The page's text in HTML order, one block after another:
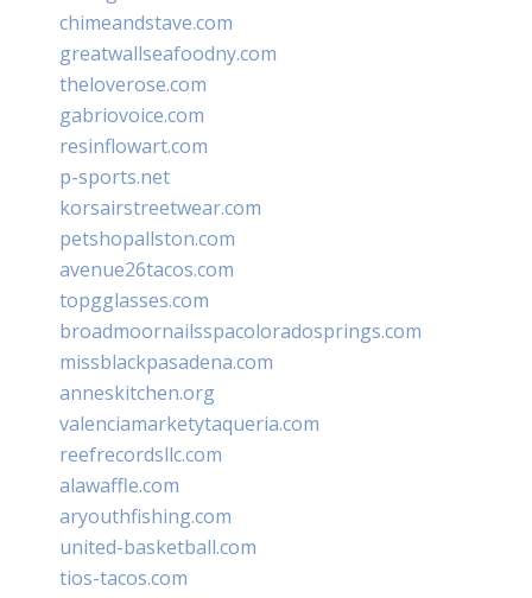
chimeandstave.com
greatwallseafoodny.com
theloverose.com
gabriovoice.com
resinflowart.com
p-sports.net
korsairstreetwear.com
petshopallston.com
avenue26tacos.com
topgglasses.com
broadmoornailsspacoloradosprings.com
missblackpasadena.com
anneskitchen.org
valenciamarketytaqueria.com
reefrecordsllc.com
alawaffle.com
aryouthfishing.com
united-basketball.com
tios-tacos.com